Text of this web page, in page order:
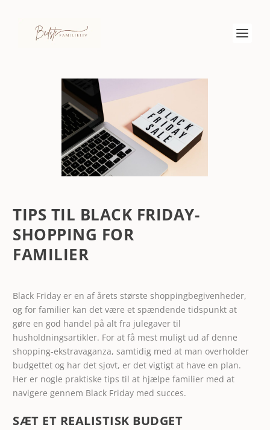
TIPS TIL BLACK FRIDAY-
SHOPPING FOR
FAMILIER
Black Friday er en af årets største shoppingbegivenheder,
og for familier kan det være et spændende tidspunkt at
gøre en god handel på alt fra julegaver til
husholdningsartikler. For at få mest muligt ud af denne
shopping-ekstravaganza, samtidig med at man overholder
budgettet og har det sjovt, er det vigtigt at have en plan.
Her er nogle praktiske tips til at hjælpe familier med at
navigere gennem Black Friday med succes.
SÆT ET REALISTISK BUDGET